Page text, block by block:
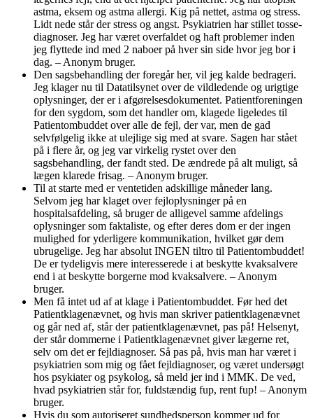
astma, eksem og astma allergi. Kig på nettet, astma og stress.
Lidt nede står der stress og angst. Psykiatrien har stillet tosse-
diagnoser. Jeg har været overfaldet og haft problemer inden
jeg flyttede ind med 2 naboer på hver sin side hvor jeg bor i
dag. – Anonym bruger.
Den sagsbehandling der foregår her, vil jeg kalde bedrageri.
Jeg klager nu til Datatilsynet over de vildledende og urigtige
oplysninger, der er i afgørelsesdokumentet. Patientforeningen
for den sygdom, som det handler om, klagede ligeledes til
Patientombuddet over alle de fejl, der var, men de gad
selvfølgelig ikke at ulejlige sig med at svare. Sagen har stået
på i flere år, og jeg var virkelig rystet over den
sagsbehandling, der fandt sted. De ændrede på alt muligt, så
lægen klarede frisag. – Anonym bruger.
Til at starte med er ventetiden adskillige måneder lang.
Selvom jeg har klaget over fejloplysninger på en
hospitalsafdeling, så bruger de alligevel samme afdelings
oplysninger som faktaliste, og efter deres dom er der ingen
mulighed for yderligere kommunikation, hvilket gør dem
ubrugelige. Jeg har absolut INGEN tiltro til Patientombuddet!
De er tydeligvis mere interesserede i at beskytte kvaksalvere
end i at beskytte borgerne mod kvaksalvere. – Anonym
bruger.
Men få intet ud af at klage i Patientombuddet. Før hed det
Patientklagenævnet, og hvis man skriver patientklagenævnet
og går ned af, står der patientklagenævnet, pas på! Helsenyt,
der står dommerne i Patientklagenævnet giver lægerne ret,
selv om det er fejldiagnoser. Så pas på, hvis man har været i
psykiatrien som mig og fået fejldiagnoser, og været undersøgt
hos psykiater og psykolog, så meld jer ind i MMK. De ved,
hvad psykiatrien står for, fuldstændig fup, rent fup! – Anonym
bruger.
Hvis du som autoriseret sundhedsperson kommer ud for